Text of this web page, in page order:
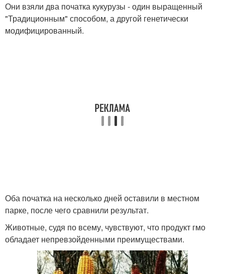
Они взяли два початка кукурузы - один выращенный
"Традиционным" способом, а другой генетически
модифицированный.
Оба початка на несколько дней оставили в местном
парке, после чего сравнили результат.
Животные, судя по всему, чувствуют, что продукт гмо
обладает непревзойденными преимуществами.